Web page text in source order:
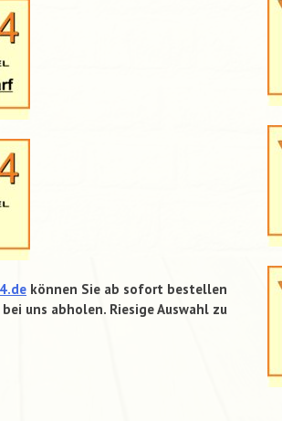
können Sie ab sofort bestellen
uns abholen. Riesige Auswahl zu